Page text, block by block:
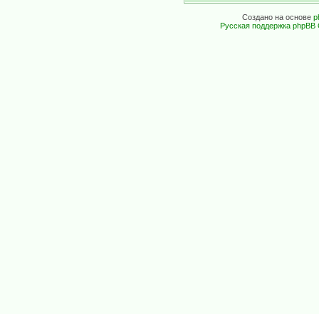
Создано на основе
Русская поддержка phpBB